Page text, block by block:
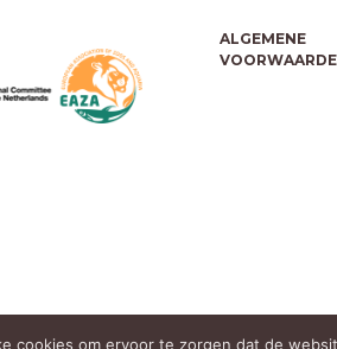
ALGEMENE
cookies om ervoor te zorgen dat de